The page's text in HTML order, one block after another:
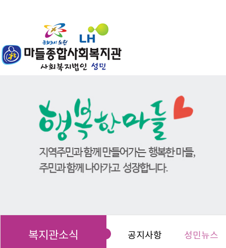
복지관소식 공지사항 성민뉴스